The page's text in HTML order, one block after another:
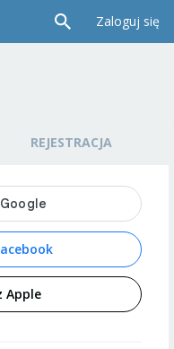
Zaloguj się
REJESTRACJA
Apple